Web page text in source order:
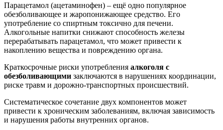
Парацетамол (ацетаминофен) – ещё одно популярное
обезболивающее и жаропонижающее средство. Его
употребление со спиртным токсично для печени.
Алкогольные напитки снижают способность железы
перерабатывать парацетамол, что может привести к
накоплению вещества и повреждению органа.
Краткосрочные риски употребления алкоголя с
обезболивающими заключаются в нарушениях координации,
риске травм и дорожно-транспортных происшествий.
Систематическое сочетание двух компонентов может
привести к хроническим заболеваниям, включая зависимость
и нарушения работы внутренних органов.